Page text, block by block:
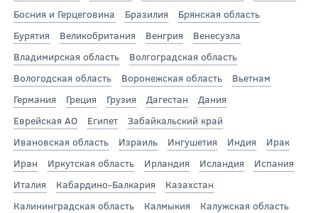
Босния и Герцеговина
Бразилия
Брянская область
Бурятия
Великобритания Венгрия
Венесуэла
Владимирская область
Волгоградская область
Вологодская область
Воронежская область
Вьетнам
Германия
Греция Грузия Дагестан
Дания
Еврейская АО
Египет
Забайкальский край
Ивановская область
Израиль Ингушетия Индия
Ирак
Иран
Иркутская область Ирландия Исландия
Испания
Италия
Кабардино-Балкария
Казахстан
Калининградская область
Калмыкия
Калужская область